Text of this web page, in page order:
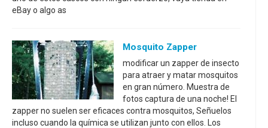
eBay o algo as
Mosquito Zapper
modificar un zapper de insecto
para atraer y matar mosquitos
en gran número. Muestra de
fotos captura de una noche! El
zapper no suelen ser eficaces contra mosquitos, Señuelos
incluso cuando la química se utilizan junto con ellos. Los